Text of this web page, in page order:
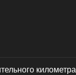
километра